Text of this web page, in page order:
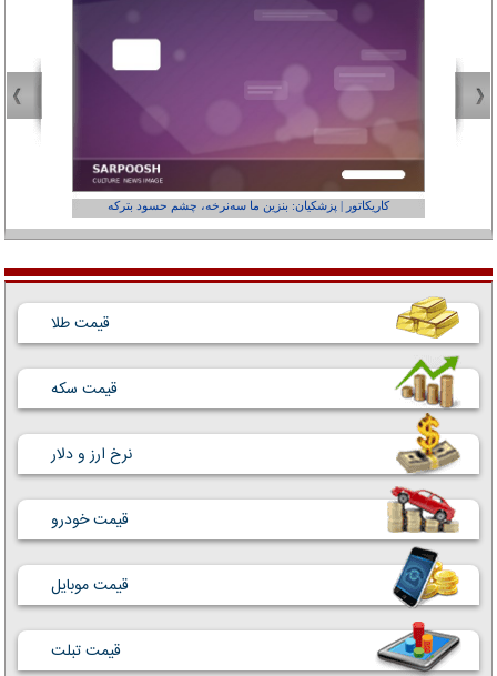
کاریکاتور | پزشکیان: بنزین ما سه‌نرخه، چشم حسود بترکه
قیمت طلا
قیمت سکه
نرخ ارز و دلار
قیمت خودرو
قیمت موبایل
قیمت تبلت